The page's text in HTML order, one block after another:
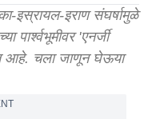
इस्रायल-इराण संघर्षामुळे
पार्श्वभूमीवर 'एनर्जी
आहे. चला जाणून घेऊया